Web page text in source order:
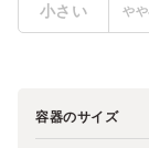
小さい や
容器のサイズ